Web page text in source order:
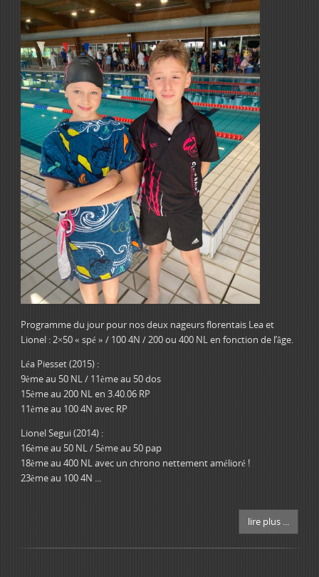
Programme du jour pour nos deux nageurs florentais Lea et
Lionel : 2×50 « spé » / 100 4N / 200 ou 400 NL en fonction de l’âge.
Léa Piesset (2015) :
9ème au 50 NL / 11ème au 50 dos
15ème au 200 NL en 3.40.06 RP
11ème au 100 4N avec RP
Lionel Segui (2014) :
16ème au 50 NL / 5ème au 50 pap
18ème au 400 NL avec un chrono nettement amélioré !
23ème au 100 4N ...
lire plus ...